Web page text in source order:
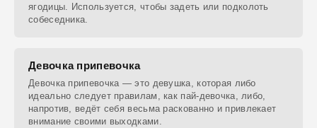
ягодицы. Используется, чтобы задеть или подколоть
собеседника.
Девочка припевочка
Девочка припевочка — это девушка, которая либо
идеально следует правилам, как пай-девочка, либо,
напротив, ведёт себя весьма раскованно и привлекает
внимание своими выходками.